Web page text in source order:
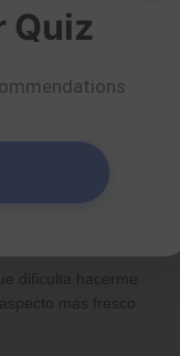
dificulta hacerme
más fresco
Quiz